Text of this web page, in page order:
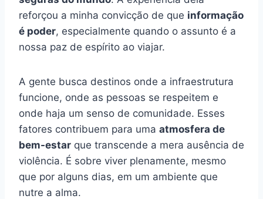
reforçou a minha convicção de que informação
é poder, especialmente quando o assunto é a
nossa paz de espírito ao viajar.
A gente busca destinos onde a infraestrutura
funcione, onde as pessoas se respeitem e
onde haja um senso de comunidade. Esses
fatores contribuem para uma atmosfera de
bem-estar que transcende a mera ausência de
violência. É sobre viver plenamente, mesmo
que por alguns dias, em um ambiente que
nutre a alma.